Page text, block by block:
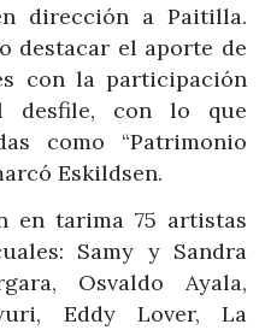
dirección a Paitilla.
destacar el aporte de
con la participación
con lo que
como “Patrimonio
Eskildsen.
en tarima 75 artistas
Samy y Sandra
Osvaldo Ayala,
Eddy Lover, La